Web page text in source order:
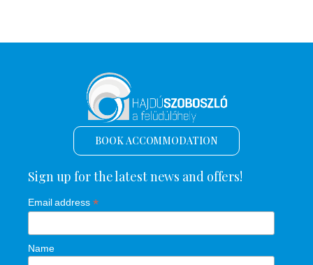
BOOK ACCOMMODATION
Sign up for the latest news and offers!
Email address *
Name